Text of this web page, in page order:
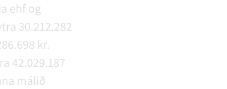
ehf og
30.212.282
kr.
42.029.187
málið